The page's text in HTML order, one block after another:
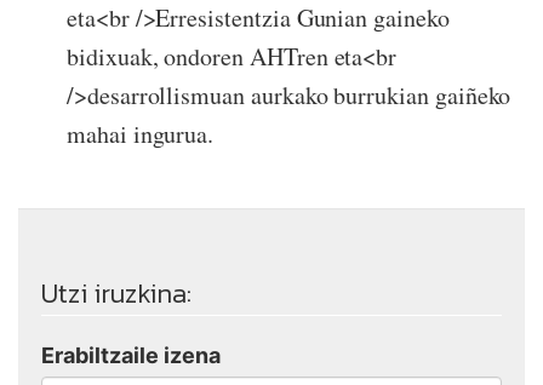
eta<br />Erresistentzia Gunian gaineko
bidixuak, ondoren AHTren eta<br
/>desarrollismuan aurkako burrukian gaiñeko
mahai ingurua.
Utzi iruzkina:
Erabiltzaile izena